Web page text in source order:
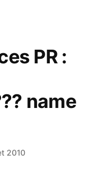
PR :
name
2010